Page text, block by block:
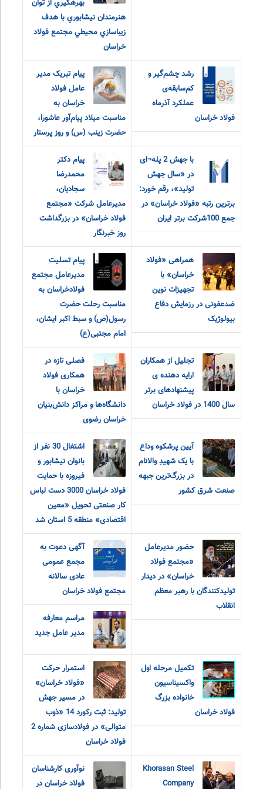
بهرهگيري از توان
هنرمندان نيشابوري با هدف
زيباسازي محيطي مجتمع فولاد
خراسان
رشد چشم‌گیر و
کم‌سابقه‌ی
عملکرد آذرماه
فولاد خراسان
پیام تبریک مدیر
عامل فولاد
خراسان به
مناسبت میلاد پیام‌آور عاشورا،
حضرت زینب (س) و روز پرستار
با جهش 2 پله¬ای
در «سال جهش
تولید»، رقم خورد:
برترین رتبه «فولاد خراسان» در
جمع 100شرکت برتر ایران
پیام دکتر
محمدرضا
سجادیان،
مدیرعامل شرکت «مجتمع
فولاد خراسان» در بزرگداشت
روز خبرنگار
همراهی «فولاد
خراسان» با
تجهیزات نوین
ضدعفونی در رزمایش دفاع
بیولوژیک
پیام‌ ‌تسلیت
مدیرعامل مجتمع
فولاد‌خراسان به
مناسبت رحلت حضرت
رسول(ص) و سبط اکبر ایشان،
امام مجتبی(ع)
تجلیل از همکاران
ارایه دهنده ی
پیشنهادهای برتر
سال 1400 در فولاد خراسان
فصلی تازه در
همکاری فولاد
خراسان با
دانشگاه‌ها و مراکز دانش‌بنیان
خراسان رضوی
آیین پرشکوه وداع
با یک شهیدِ والانام
در بزرگ‌ترین جبهه
صنعت شرق کشور
اشتغال 30 نفر از
بانوان نیشابور و
فیروزه با حمایت
فولاد خراسان 3000 دست لباس
کار صنعتی تحویل «معین
اقتصادی» منطقه 5 استان شد
حضور مدیرعامل
«مجتمع فولاد
خراسان» در دیدار
تولیدکنندگان با رهبر معظم
انقلاب
آگهی دعوت به
مجمع عمومی
عادی سالانه
مجتمع فولاد خراسان
مراسم معارفه
مدیر عامل جدید
تکمیل مرحله اول
واکسیناسیون
خانواده بزرگ
فولاد خراسان
استمرار حرکت
«فولاد خراسان»
در مسیر جهش
تولید: ثبت رکورد 14 «ذوب
متوالی» در فولادسازی شماره 2
فولاد خراسان
Khorasan Steel
Company
نوآوری کارشناسان
فولاد خراسان در